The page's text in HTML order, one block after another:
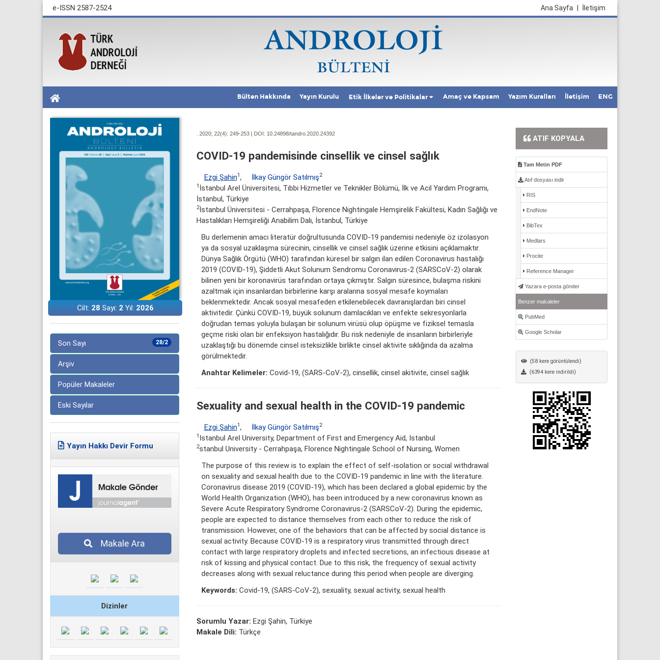
e-ISSN 2587-2524 İletişim
Ana Sayfa
Bülten Hakkında Yayın Kurulu Etik İlkeler ve Politikalar Amaç ve Kapsam Yazım Kuralları İletişim ENG
Cilt: 28Sayı: 2 Yıl: 2026
28/2
Son Sayı
Arşiv
Popüler Makaleler
Eski Sayılar
Yayın Hakkı Devir Formu
Makale Ara
Dizinler
. 2020; 22(4): 249-253 | DOI: 10.24898/tandro.2020.24392
COVID-19 pandemisinde cinsellik ve cinsel sağlık
Ezgi Şahin1 , İlkay Güngör Satılmış2
1 İstanbul Arel Üniversitesi, Tıbbi Hizmetler ve Teknikler Bölümü, İlk ve Acil Yardım Programı,
İstanbul, Türkiye
2İstanbul Üniversitesi - Cerrahpaşa, Florence Nightingale Hemşirelik Fakültesi, Kadın Sağlığı ve
Hastalıkları Hemşireliği Anabilim Dalı, İstanbul, Türkiye
Bu derlemenin amacı literatür doğrultusunda COVID-19 pandemisi nedeniyle öz izolasyon
ya da sosyal uzaklaşma sürecinin, cinsellik ve cinsel sağlık üzerine etkisini açıklamaktır.
Dünya Sağlık Örgütü (WHO) tarafından küresel bir salgın ilan edilen Coronavirus hastalığı
2019 (COVID-19), Şiddetli Akut Solunum Sendromu Coronavirus-2 (SARSCoV-2) olarak
bilinen yeni bir koronavirüs tarafından ortaya çıkmıştır. Salgın süresince, bulaşma riskini
azaltmak için insanlardan birbirlerine karşı aralarına sosyal mesafe koymaları
beklenmektedir. Ancak sosyal mesafeden etkilenebilecek davranışlardan biri cinsel
aktivitedir. Çünkü COVID-19, büyük solunum damlacıkları ve enfekte sekresyonlarla
doğrudan temas yoluyla bulaşan bir solunum virüsü olup öpüşme ve fiziksel temasla
geçme riski olan bir enfeksiyon hastalığıdır. Bu risk nedeniyle de insanların birbirleriyle
uzaklaştığı bu dönemde cinsel isteksizlikle birlikte cinsel aktivite sıklığında da azalma
görülmektedir.
Anahtar Kelimeler: Covid-19, (SARS-CoV-2), cinsellik, cinsel akitivite, cinsel sağlık
Sexuality and sexual health in the COVID-19 pandemic
Ezgi Şahin1, İlkay Güngör Satılmış2
1 Istanbul Arel University, Department of First and Emergency Aid, Istanbul
2stanbul University - Cerrahpaşa, Florence Nightingale School of Nursing, Women
The purpose of this review is to explain the effect of self-isolation or social withdrawal
on sexuality and sexual health due to the COVID-19 pandemic in line with the literature.
Coronavirus disease 2019 (COVID-19), which has been declared a global epidemic by the
World Health Organization (WHO), has been introduced by a new coronavirus known as
Severe Acute Respiratory Syndrome Coronavirus-2 (SARSCoV-2). During the epidemic,
people are expected to distance themselves from each other to reduce the risk of
transmission. However, one of the behaviors that can be affected by social distance is
sexual activity. Because COVID-19 is a respiratory virus transmitted through direct
contact with large respiratory droplets and infected secretions, an infectious disease at
risk of kissing and physical contact. Due to this risk, the frequency of sexual activity
decreases along with sexual reluctance during this period when people are diverging.
Keywords: Covid-19, (SARS-CoV-2), sexuality, sexual activity, sexual health
Sorumlu Yazar: Ezgi Şahin, Türkiye
Makale Dili: Türkçe
ATIF KOPYALA
Tam Metin PDF
Atıf dosyası indir
RIS
EndNote
BibTex
Medlars
Procite
Reference Manager
Yazara e-posta gönder
Benzer makaleler
PubMed
Google Scholar
(58 kere görüntülendi)
(6394 kere indirildi)